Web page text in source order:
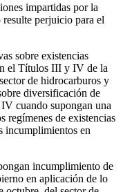
impartidas por la
perjuicio para el
sobre existencias
el Títulos III y IV de la
de hidrocarburos y
diversificación de
cuando supongan una
regímenes de existencias
incumplimientos en
incumplimiento de
en aplicación de lo